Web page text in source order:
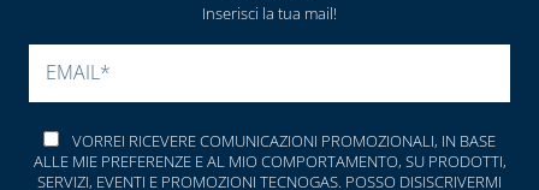
Inserisci la tua mail!
VORREI RICEVERE COMUNICAZIONI PROMOZIONALI, IN BASE
ALLE MIE PREFERENZE E AL MIO COMPORTAMENTO, SU PRODOTTI,
SERVIZI, EVENTI E PROMOZIONI TECNOGAS. POSSO DISISCRIVERMI